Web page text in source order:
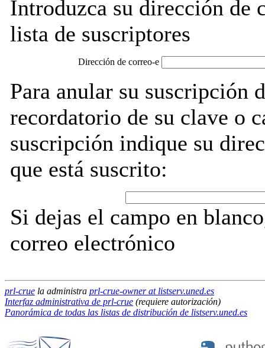
Introduzca su dirección de
lista de suscriptores
Dirección de correo-e
Para anular su suscripción
recordatorio de su clave o
suscripción indique su
que está suscrito:
Si dejas el campo en
correo electrónico
prl-crue la administra prl-crue-owner at listserv.uned.es
Interfaz administrativa de prl-crue (requiere autorización)
Panorámica de todas las listas de distribución de listserv.uned.es